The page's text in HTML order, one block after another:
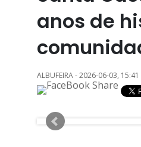
anos de
ALBUFEIRA - 2026-06-03, 15:41